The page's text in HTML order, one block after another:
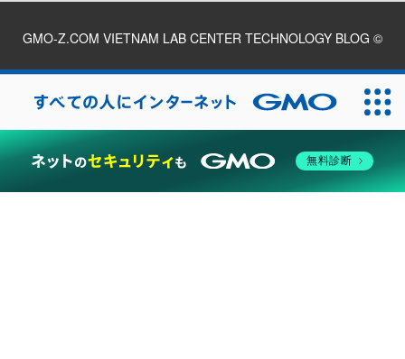
GMO-Z.COM VIETNAM LAB CENTER TECHNOLOGY BLOG ©
2026
無料診断